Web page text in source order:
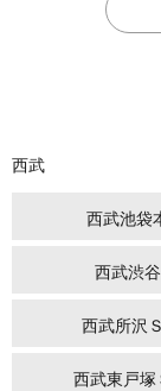
西武
西武池袋
西武渋
西武所沢
西武東戸塚